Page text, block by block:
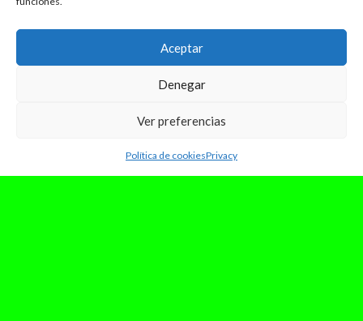
Aceptar
Denegar
Ver preferencias
Política de cookiesPrivacy